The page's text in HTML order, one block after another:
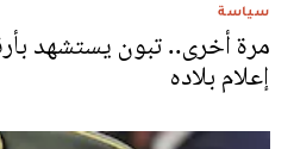
سياسة
مرة أخرى.. تبون يستشهد
إعلام بلاده